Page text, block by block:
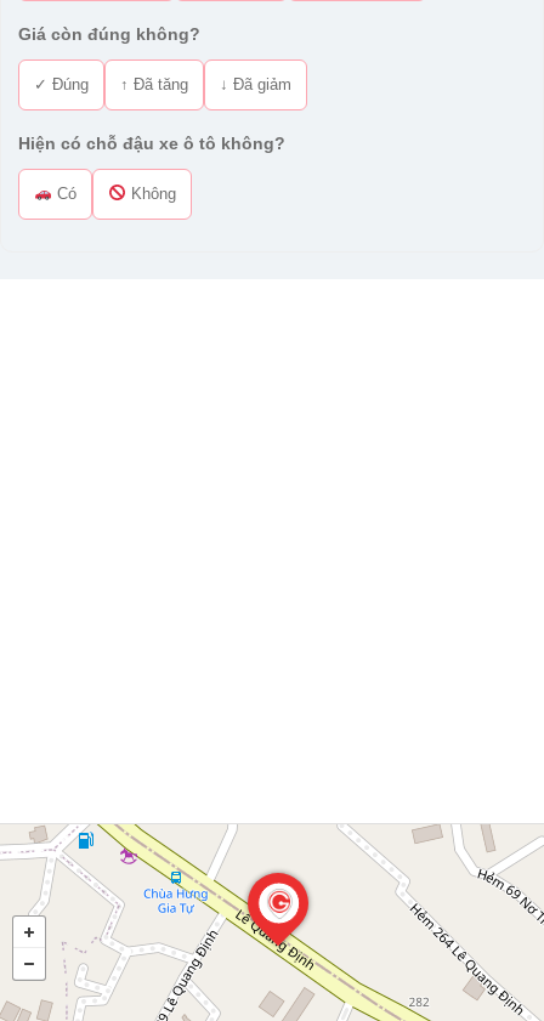
Giá còn đúng không?
✓ Đúng ↑ Đã tăng ↓ Đã giảm
Hiện có chỗ đậu xe ô tô không?
Có Không